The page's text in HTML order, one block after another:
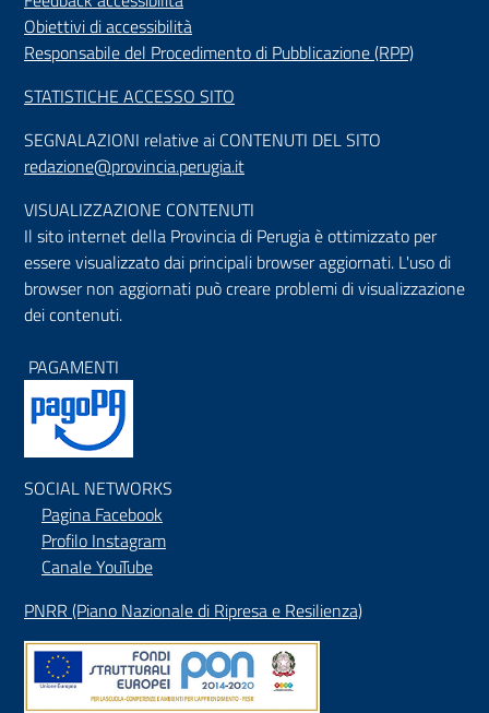
Obiettivi di accessibilità
Responsabile del Procedimento di Pubblicazione (RPP)
STATISTICHE ACCESSO SITO
SEGNALAZIONI relative ai CONTENUTI DEL SITO
redazione@provincia.perugia.it
VISUALIZZAZIONE CONTENUTI
Il sito internet della Provincia di Perugia è ottimizzato per
essere visualizzato dai principali browser aggiornati. L'uso di
browser non aggiornati può creare problemi di visualizzazione
dei contenuti.
PAGAMENTI
SOCIAL NETWORKS
Pagina Facebook
Profilo Instagram
Canale YouTube
PNRR (Piano Nazionale di Ripresa e Resilienza)